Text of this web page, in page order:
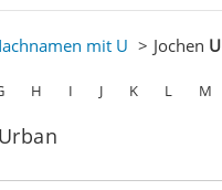
mit U Jochen
H I J K L M